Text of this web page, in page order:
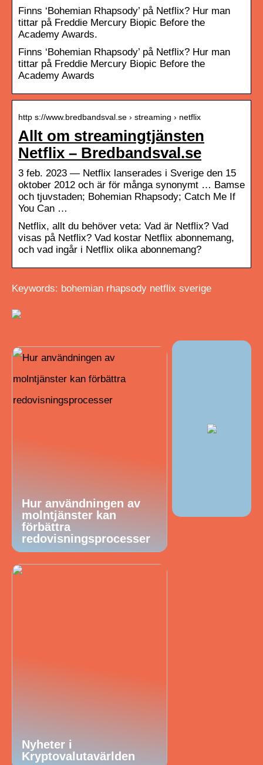
Finns ‘Bohemian Rhapsody’ på Netflix? Hur man
tittar på Freddie Mercury Biopic Before the
Academy Awards.
Finns ‘Bohemian Rhapsody’ på Netflix? Hur man
tittar på Freddie Mercury Biopic Before the
Academy Awards
http s://www.bredbandsval.se › streaming › netflix
Allt om streamingtjänsten
Netflix – Bredbandsval.se
3 feb. 2023 — Netflix lanserades i Sverige den 15
oktober 2012 och är för många synonymt … Bamse
och tjuvstaden; Bohemian Rhapsody; Catch Me If
You Can …
Netflix, allt du behöver veta: Vad är Netflix? Vad
visas på Netflix? Vad kostar Netflix abonnemang,
och vad ingår i Netflix olika abonnemang?
Keywords: bohemian rhapsody netflix sverige
Hur användningen av
molntjänster kan
förbättra
redovisningsprocesser
Nyheter i
Kryptovalutavärlden